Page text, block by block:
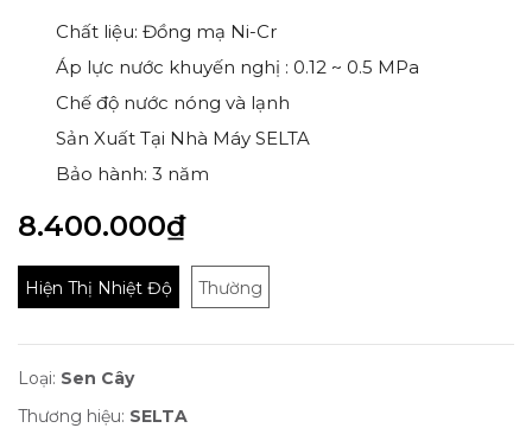
Chất liệu: Đồng mạ Ni-Cr
Áp lực nước khuyến nghị : 0.12 ~ 0.5 MPa
Chế độ nước nóng và lạnh
Sản Xuất Tại Nhà Máy SELTA
Bảo hành: 3 năm
8.400.000₫
Hiện Thị Nhiệt Độ Thường
Loại: Sen Cây
Thương hiệu: SELTA